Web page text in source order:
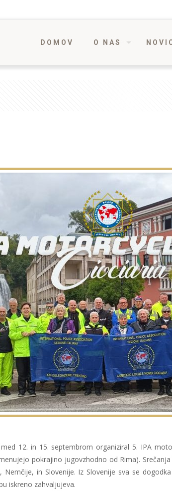
DOMOV O NAS
12. in 15. septembrom organiziral 5. IPA
pokrajino jugovzhodno od Rima).
in Slovenije. Iz Slovenije sva se
iskreno zahvaljujeva.